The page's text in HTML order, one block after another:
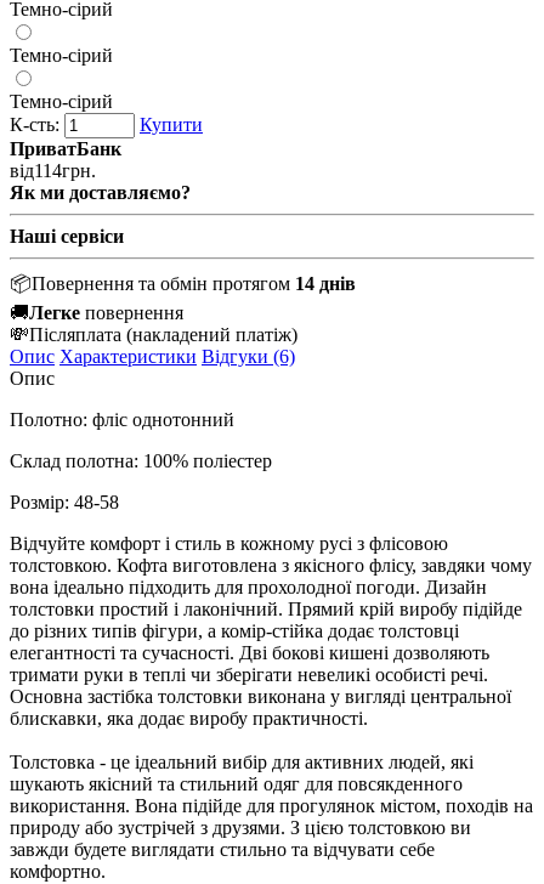
Темно-сірий
Темно-сірий
Темно-сірий
К-сть:
Купити
ПриватБанк
від114грн.
Як ми доставляємо?
Наші сервіси
📦Повернення та обмін протягом 14 днів
🚚Легке повернення
💸Післяплата (накладений платіж)
Опис Характеристики Відгуки (6)
Опис
Полотно: фліс однотонний
Склад полотна: 100% поліестер
Розмір: 48-58
Відчуйте комфорт і стиль в кожному русі з флісовою
толстовкою. Кофта виготовлена з якісного флісу, завдяки чому
вона ідеально підходить для прохолодної погоди. Дизайн
толстовки простий і лаконічний. Прямий крій виробу підійде
до різних типів фігури, а комір-стійка додає толстовці
елегантності та сучасності. Дві бокові кишені дозволяють
тримати руки в теплі чи зберігати невеликі особисті речі.
Основна застібка толстовки виконана у вигляді центральної
блискавки, яка додає виробу практичності.
Толстовка - це ідеальний вибір для активних людей, які
шукають якісний та стильний одяг для повсякденного
використання. Вона підійде для прогулянок містом, походів на
природу або зустрічей з друзями. З цією толстовкою ви
завжди будете виглядати стильно та відчувати себе
комфортно.